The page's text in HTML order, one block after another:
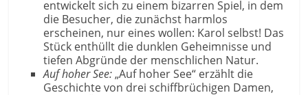
entwickelt sich zu einem bizarren Spiel, in dem
die Besucher, die zunächst harmlos
erscheinen, nur eines wollen: Karol selbst! Das
Stück enthüllt die dunklen Geheimnisse und
tiefen Abgründe der menschlichen Natur.
Auf hoher See:„Auf hoher See“ erzählt die
Geschichte von drei schiffbrüchigen Damen,